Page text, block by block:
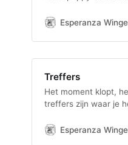
Esperanza
Treffers
Het moment klopt,
treffers zijn waar je
Esperanza